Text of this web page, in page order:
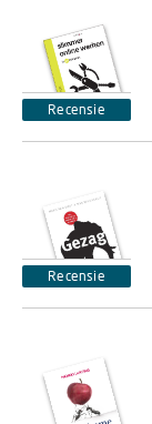
Recensie
Recensie